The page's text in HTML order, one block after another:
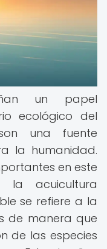
un papel
ecológico del
una fuente
la humanidad.
en este
acuicultura
se refiere a la
de manera que
de las especies